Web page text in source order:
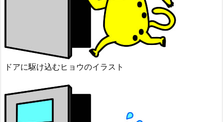
ドアに駆け込むヒョウのイラスト